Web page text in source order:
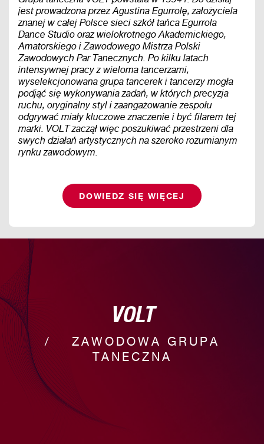
jest prowadzona przez Agustina Egurrolę, założyciela
znanej w całej Polsce sieci szkół tańca Egurrola
Dance Studio oraz wielokrotnego Akademickiego,
Amatorskiego i Zawodowego Mistrza Polski
Zawodowych Par Tanecznych. Po kilku latach
intensywnej pracy z wieloma tancerzami,
wyselekcjonowana grupa tancerek i tancerzy mogła
podjąć się wykonywania zadań, w których precyzja
ruchu, oryginalny styl i zaangażowanie zespołu
odgrywać miały kluczowe znaczenie i być filarem tej
marki. VOLT zaczął więc poszukiwać przestrzeni dla
swych działań artystycznych na szeroko rozumianym
rynku zawodowym.
DOWIEDZ SIĘ WIĘCEJ
VOLT
ZAWODOWA GRUPA
TANECZNA